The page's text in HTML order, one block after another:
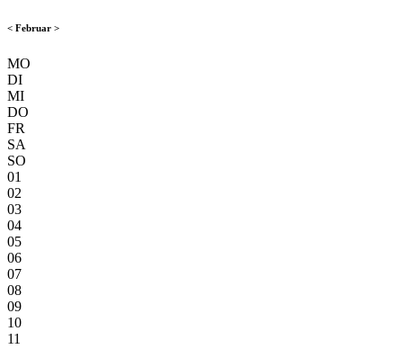
< Februar >
MO
DI
MI
DO
FR
SA
SO
01
02
03
04
05
06
07
08
09
10
11